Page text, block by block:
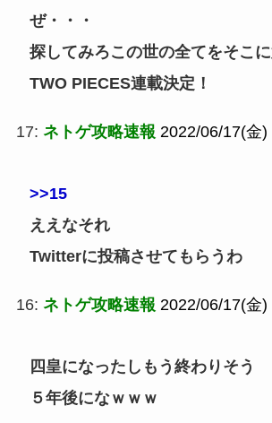
ぜ・・・
探してみろこの世の全てをそこに
TWO PIECES連載決定！
17: ネトゲ攻略速報 2022/06/17(金
>>15
ええなそれ
Twitterに投稿させてもらうわ
16: ネトゲ攻略速報 2022/06/17(金
四皇になったしもう終わりそう
５年後になｗｗｗ